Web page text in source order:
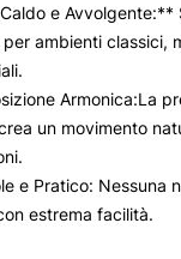
e
ambienti classici,
Armonica:La
un movimento
e Pratico: Nessuna
estrema facilità.